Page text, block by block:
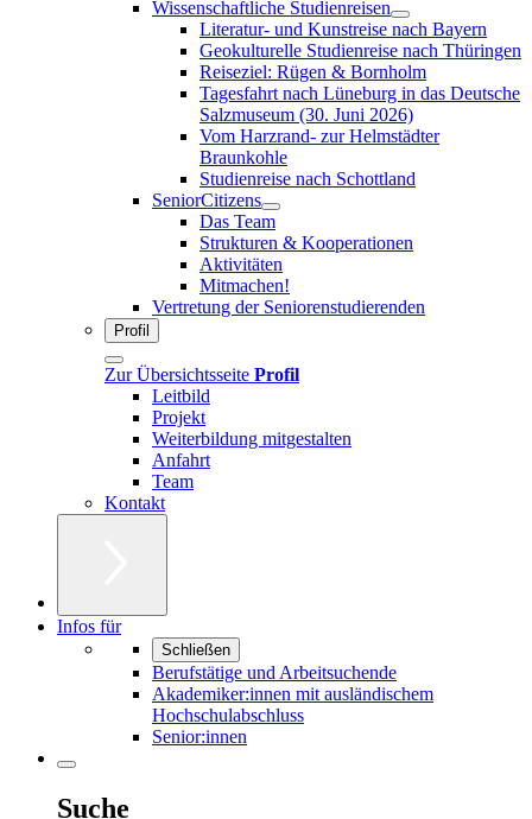
Wissenschaftliche Studienreisen
Literatur- und Kunstreise nach Bayern
Geokulturelle Studienreise nach Thüringen
Reiseziel: Rügen & Bornholm
Tagesfahrt nach Lüneburg in das Deutsche
Salzmuseum (30. Juni 2026)
Vom Harzrand- zur Helmstädter
Braunkohle
Studienreise nach Schottland
SeniorCitizens
Das Team
Strukturen & Kooperationen
Aktivitäten
Mitmachen!
Vertretung der Seniorenstudierenden
Profil
Zur Übersichtsseite Profil
Leitbild
Projekt
Weiterbildung mitgestalten
Anfahrt
Team
Kontakt
Infos für
Schließen
Berufstätige und Arbeitsuchende
Akademiker:innen mit ausländischem
Hochschulabschluss
Senior:innen
Suche